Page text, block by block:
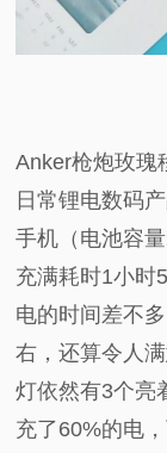
Anker枪炮玫瑰
日常锂电数码
手机（电池容
充满耗时1小时
电的时间差不
右，还算令人
灯依然有3个亮
充了60%的电